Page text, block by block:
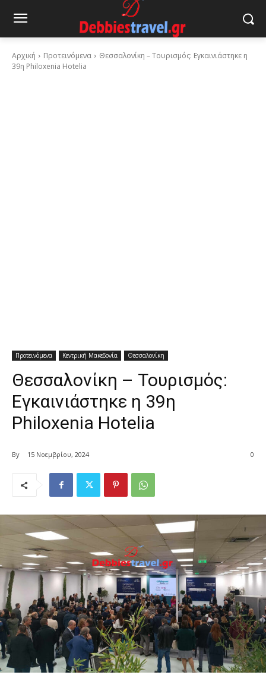
Αρχική Προτεινόμενα
Θεσσαλονίκη – Τουρισμός: Εγκαινιάστηκε η
39η Philoxenia Hotelia
Προτεινόμενα Κεντρική Μακεδονία Θεσσαλονίκη
Θεσσαλονίκη – Τουρισμός:
Εγκαινιάστηκε η 39η
Philoxenia Hotelia
By 15 Νοεμβρίου, 2024 0